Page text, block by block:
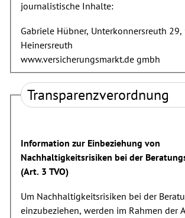
journalistische Inhalte:
Gabriele Hübner, Unterkonnersreuth
Heinersreuth
www.versicherungsmarkt.de gmbh
Transparenzverordnung
Information zur Einbeziehung von
Nachhaltigkeitsrisiken bei der
(Art. 3 TVO)
Um Nachhaltigkeitsrisiken bei der
einzubeziehen, werden im Rahmen der